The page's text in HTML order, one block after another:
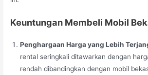
Keuntungan Membeli Mobil
Penghargaan Harga yang Lebih
rental seringkali ditawarkan dengan
rendah dibandingkan dengan mobil